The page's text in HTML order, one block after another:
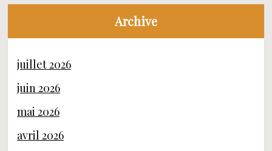
Archive
juillet 2026
juin 2026
mai 2026
avril 2026